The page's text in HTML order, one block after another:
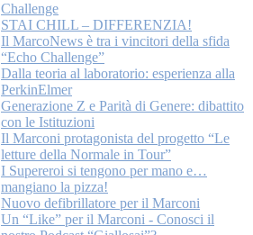
Challenge
STAI CHILL – DIFFERENZIA!
Il MarcoNews è tra i vincitori della sfida
“Echo Challenge”
Dalla teoria al laboratorio: esperienza alla
PerkinElmer
Generazione Z e Parità di Genere: dibattito
con le Istituzioni
Il Marconi protagonista del progetto “Le
letture della Normale in Tour”
I Supereroi si tengono per mano e…
mangiano la pizza!
Nuovo defibrillatore per il Marconi
Un “Like” per il Marconi - Conosci il